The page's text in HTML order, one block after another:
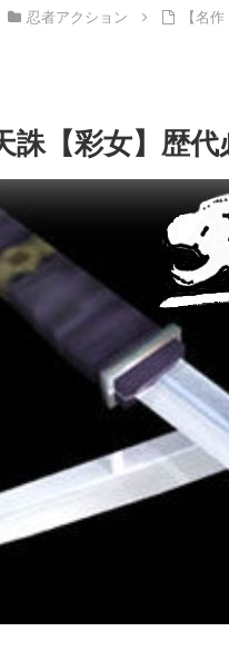
忍者アクション
【名
誅【彩女】歴